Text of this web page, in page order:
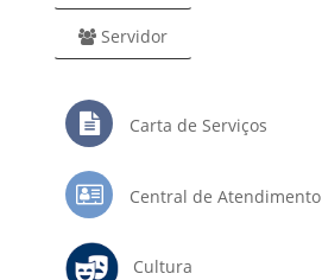
Servidor
Carta de Serviços
Central de Atendimento
Cultura